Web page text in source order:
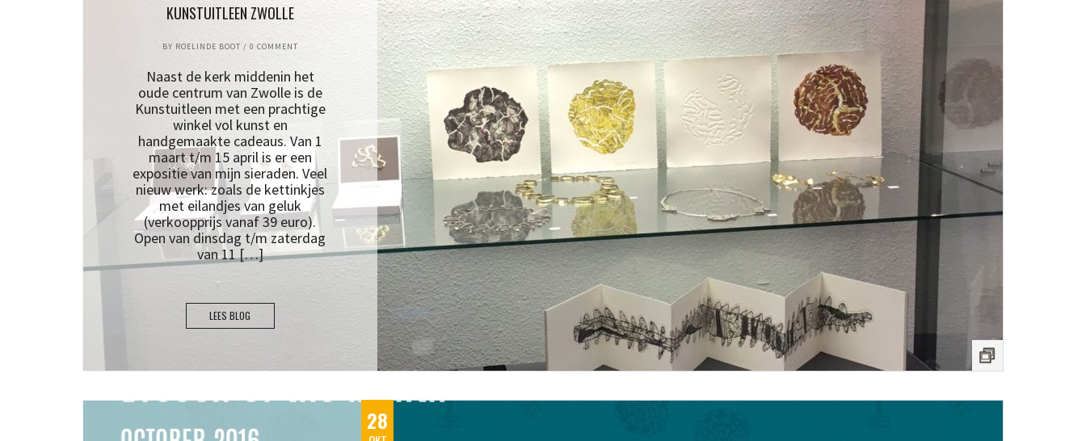
KUNSTUITLEEN ZWOLLE
BY ROELINDE BOOT / 0 COMMENT
Naast de kerk middenin het
oude centrum van Zwolle is de
Kunstuitleen met een prachtige
winkel vol kunst en
handgemaakte cadeaus. Van 1
maart t/m 15 april is er een
expositie van mijn sieraden. Veel
nieuw werk: zoals de kettinkjes
met eilandjes van geluk
(verkoopprijs vanaf 39 euro).
Open van dinsdag t/m zaterdag
van 11 […]
LEES BLOG
28